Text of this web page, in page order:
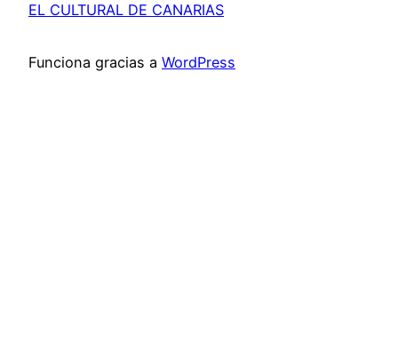
EL CULTURAL DE CANARIAS
Funciona gracias a WordPress